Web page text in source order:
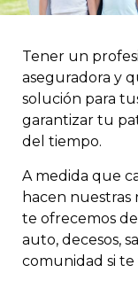
Tener un
aseguradora y
solución para
garantizar tu
del tiempo.
A medida que
hacen nuestras
te ofrecemos
auto, decesos,
comunidad si